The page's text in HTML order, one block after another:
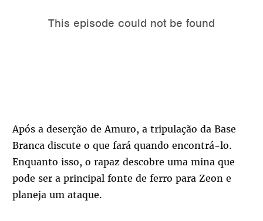
Após a deserção de Amuro, a tripulação da Base
Branca discute o que fará quando encontrá-lo.
Enquanto isso, o rapaz descobre uma mina que
pode ser a principal fonte de ferro para Zeon e
planeja um ataque.